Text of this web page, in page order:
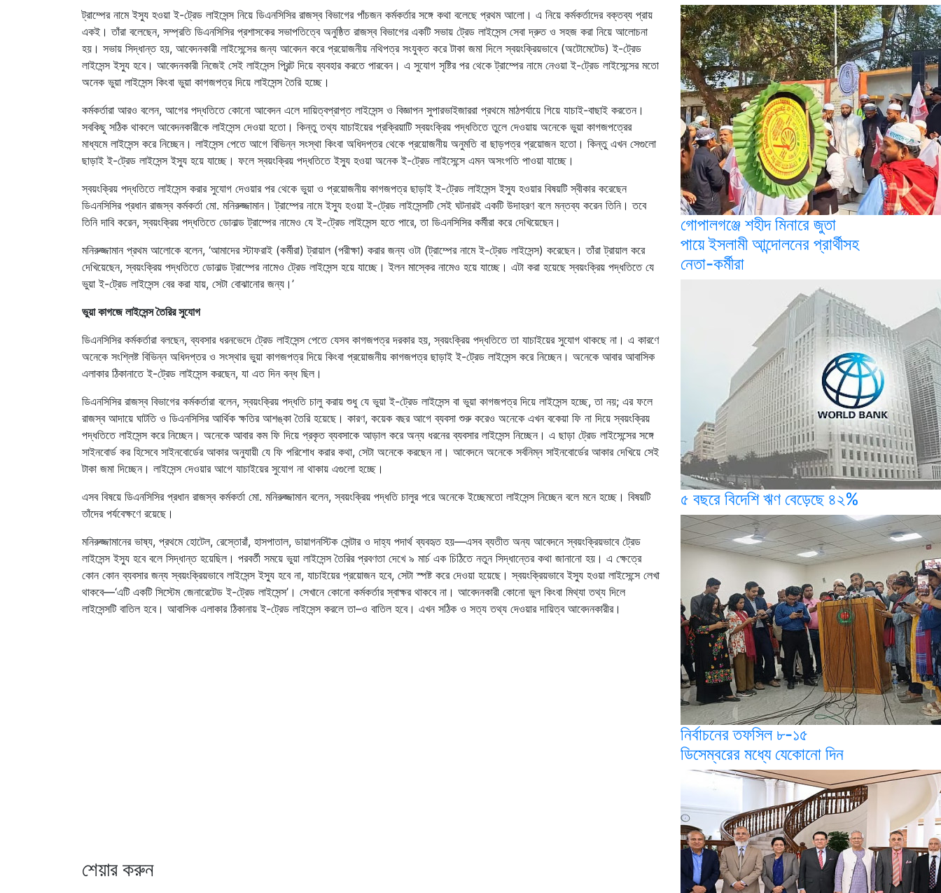
ট্রাম্পের নামে ইস্যু হওয়া ই-ট্রেড লাইসেন্স নিয়ে ডিএনসিসির রাজস্ব বিভাগের পাঁচজন কর্মকর্তার সঙ্গে কথা বলেছে প্রথম আলো। এ নিয়ে কর্মকর্তাদের বক্তব্য প্রায়
একই। তাঁরা বলেছেন, সম্প্রতি ডিএনসিসির প্রশাসকের সভাপতিত্বে অনুষ্ঠিত রাজস্ব বিভাগের একটি সভায় ট্রেড লাইসেন্স সেবা দ্রুত ও সহজ করা নিয়ে আলোচনা
হয়। সভায় সিদ্ধান্ত হয়, আবেদনকারী লাইসেন্সের জন্য আবেদন করে প্রয়োজনীয় নথিপত্র সংযুক্ত করে টাকা জমা দিলে স্বয়ংক্রিয়ভাবে (অটোমেটেড) ই-ট্রেড
লাইসেন্স ইস্যু হবে। আবেদনকারী নিজেই সেই লাইসেন্স প্রিন্ট দিয়ে ব্যবহার করতে পারবেন। এ সুযোগ সৃষ্টির পর থেকে ট্রাম্পের নামে নেওয়া ই-ট্রেড লাইসেন্সের মতো
অনেক ভুয়া লাইসেন্স কিংবা ভুয়া কাগজপত্র দিয়ে লাইসেন্স তৈরি হচ্ছে।
কর্মকর্তারা আরও বলেন, আগের পদ্ধতিতে কোনো আবেদন এলে দায়িত্বপ্রাপ্ত লাইসেন্স ও বিজ্ঞাপন সুপারভাইজাররা প্রথমে মাঠপর্যায়ে গিয়ে যাচাই-বাছাই করতেন।
সবকিছু সঠিক থাকলে আবেদনকারীকে লাইসেন্স দেওয়া হতো। কিন্তু তথ্য যাচাইয়ের প্রক্রিয়াটি স্বয়ংক্রিয় পদ্ধতিতে তুলে দেওয়ায় অনেকে ভুয়া কাগজপত্রের
মাধ্যমে লাইসেন্স করে নিচ্ছেন। লাইসেন্স পেতে আগে বিভিন্ন সংস্থা কিংবা অধিদপ্তর থেকে প্রয়োজনীয় অনুমতি বা ছাড়পত্র প্রয়োজন হতো। কিন্তু এখন সেগুলো
ছাড়াই ই-ট্রেড লাইসেন্স ইস্যু হয়ে যাচ্ছে। ফলে স্বয়ংক্রিয় পদ্ধতিতে ইস্যু হওয়া অনেক ই-ট্রেড লাইসেন্সে এমন অসংগতি পাওয়া যাচ্ছে।
স্বয়ংক্রিয় পদ্ধতিতে লাইসেন্স করার সুযোগ দেওয়ার পর থেকে ভুয়া ও প্রয়োজনীয় কাগজপত্র ছাড়াই ই-ট্রেড লাইসেন্স ইস্যু হওয়ার বিষয়টি স্বীকার করেছেন
ডিএনসিসির প্রধান রাজস্ব কর্মকর্তা মো. মনিরুজ্জামান। ট্রাম্পের নামে ইস্যু হওয়া ই-ট্রেড লাইসেন্সটি সেই ঘটনারই একটি উদাহরণ বলে মন্তব্য করেন তিনি। তবে
তিনি দাবি করেন, স্বয়ংক্রিয় পদ্ধতিতে ডোনাল্ড ট্রাম্পের নামেও যে ই-ট্রেড লাইসেন্স হতে পারে, তা ডিএনসিসির কর্মীরা করে দেখিয়েছেন।
মনিরুজ্জামান প্রথম আলোকে বলেন, ‘আমাদের স্টাফরাই (কর্মীরা) ট্রায়াল (পরীক্ষা) করার জন্য ওটা (ট্রাম্পের নামে ই-ট্রেড লাইসেন্স) করেছেন। তাঁরা ট্রায়াল করে
দেখিয়েছেন, স্বয়ংক্রিয় পদ্ধতিতে ডোনাল্ড ট্রাম্পের নামেও ট্রেড লাইসেন্স হয়ে যাচ্ছে। ইলন মাস্কের নামেও হয়ে যাচ্ছে। এটা করা হয়েছে স্বয়ংক্রিয় পদ্ধতিতে যে
ভুয়া ই-ট্রেড লাইসেন্স বের করা যায়, সেটা বোঝানোর জন্য।’
ভুয়া কাগজে লাইসেন্স তৈরির সুযোগ
ডিএনসিসির কর্মকর্তারা বলছেন, ব্যবসার ধরনভেদে ট্রেড লাইসেন্স পেতে যেসব কাগজপত্র দরকার হয়, স্বয়ংক্রিয় পদ্ধতিতে তা যাচাইয়ের সুযোগ থাকছে না। এ কারণে
অনেকে সংশ্লিষ্ট বিভিন্ন অধিদপ্তর ও সংস্থার ভুয়া কাগজপত্র দিয়ে কিংবা প্রয়োজনীয় কাগজপত্র ছাড়াই ই-ট্রেড লাইসেন্স করে নিচ্ছেন। অনেকে আবার আবাসিক
এলাকার ঠিকানাতে ই-ট্রেড লাইসেন্স করছেন, যা এত দিন বন্ধ ছিল।
ডিএনসিসির রাজস্ব বিভাগের কর্মকর্তারা বলেন, স্বয়ংক্রিয় পদ্ধতি চালু করায় শুধু যে ভুয়া ই-ট্রেড লাইসেন্স বা ভুয়া কাগজপত্র দিয়ে লাইসেন্স হচ্ছে, তা নয়; এর ফলে
রাজস্ব আদায়ে ঘাটতি ও ডিএনসিসির আর্থিক ক্ষতির আশঙ্কা তৈরি হয়েছে। কারণ, কয়েক বছর আগে ব্যবসা শুরু করেও অনেকে এখন বকেয়া ফি না দিয়ে স্বয়ংক্রিয়
পদ্ধতিতে লাইসেন্স করে নিচ্ছেন। অনেকে আবার কম ফি দিয়ে প্রকৃত ব্যবসাকে আড়াল করে অন্য ধরনের ব্যবসার লাইসেন্স নিচ্ছেন। এ ছাড়া ট্রেড লাইসেন্সের সঙ্গে
সাইনবোর্ড কর হিসেবে সাইনবোর্ডের আকার অনুযায়ী যে ফি পরিশোধ করার কথা, সেটা অনেকে করছেন না। আবেদনে অনেকে সর্বনিম্ন সাইনবোর্ডের আকার দেখিয়ে সেই
টাকা জমা দিচ্ছেন। লাইসেন্স দেওয়ার আগে যাচাইয়ের সুযোগ না থাকায় এগুলো হচ্ছে।
এসব বিষয়ে ডিএনসিসির প্রধান রাজস্ব কর্মকর্তা মো. মনিরুজ্জামান বলেন, স্বয়ংক্রিয় পদ্ধতি চালুর পরে অনেকে ইচ্ছেমতো লাইসেন্স নিচ্ছেন বলে মনে হচ্ছে। বিষয়টি
তাঁদের পর্যবেক্ষণে রয়েছে।
মনিরুজ্জামানের ভাষ্য, প্রথমে হোটেল, রেস্তোরাঁ, হাসপাতাল, ডায়াগনস্টিক সেন্টার ও দাহ্য পদার্থ ব্যবহৃত হয়—এসব ব্যতীত অন্য আবেদনে স্বয়ংক্রিয়ভাবে ট্রেড
লাইসেন্স ইস্যু হবে বলে সিদ্ধান্ত হয়েছিল। পরবর্তী সময়ে ভুয়া লাইসেন্স তৈরির প্রবণতা দেখে ৯ মার্চ এক চিঠিতে নতুন সিদ্ধান্তের কথা জানানো হয়। এ ক্ষেত্রে
কোন কোন ব্যবসার জন্য স্বয়ংক্রিয়ভাবে লাইসেন্স ইস্যু হবে না, যাচাইয়ের প্রয়োজন হবে, সেটা স্পষ্ট করে দেওয়া হয়েছে। স্বয়ংক্রিয়ভাবে ইস্যু হওয়া লাইসেন্সে লেখা
থাকবে—‘এটি একটি সিস্টেম জেনারেটেড ই-ট্রেড লাইসেন্স’। সেখানে কোনো কর্মকর্তার স্বাক্ষর থাকবে না। আবেদনকারী কোনো ভুল কিংবা মিথ্যা তথ্য দিলে
লাইসেন্সটি বাতিল হবে। আবাসিক এলাকার ঠিকানায় ই-ট্রেড লাইসেন্স করলে তা–ও বাতিল হবে। এখন সঠিক ও সত্য তথ্য দেওয়ার দায়িত্ব আবেদনকারীর।
শেয়ার করুন
গোপালগঞ্জে শহীদ মিনারে জুতা
পায়ে ইসলামী আন্দোলনের প্রার্থীসহ
নেতা-কর্মীরা
৫ বছরে বিদেশি ঋণ বেড়েছে ৪২%
নির্বাচনের তফসিল ৮-১৫
ডিসেম্বরের মধ্যে যেকোনো দিন